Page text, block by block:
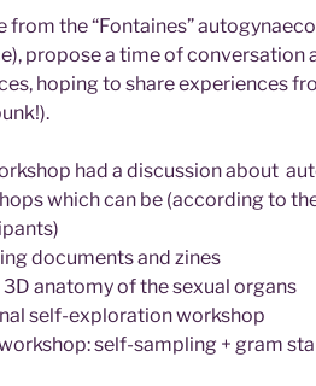
de
seguridad
con
ciberligues.”
from the “Fontaines”
propose a time of conversation
hoping to share experiences
had a discussion about
which can be (according to
documents and zines
3D anatomy of the sexual organs
self-exploration workshop
self-sampling + gram